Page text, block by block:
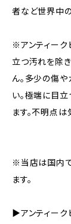
者など世界中
※アンティーク
立つ汚れを除
ん。多少の傷
い。極端に目
ます。不明点
※当店は国内
ます。
▶︎アンティーク